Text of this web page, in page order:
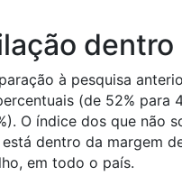
à pesquisa
(de 52% para
O índice dos que não
dentro da margem
em todo o país.